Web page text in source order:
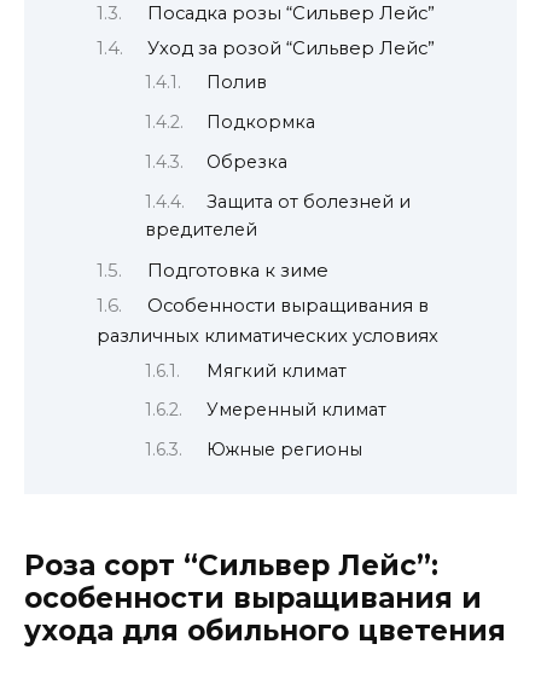
Посадка розы “Сильвер Лейс”
Уход за розой “Сильвер Лейс”
Полив
Подкормка
Обрезка
Защита от болезней и
вредителей
Подготовка к зиме
Особенности выращивания в
различных климатических условиях
Мягкий климат
Умеренный климат
Южные регионы
Роза сорт “Сильвер Лейс”:
особенности выращивания и
ухода для обильного цветения